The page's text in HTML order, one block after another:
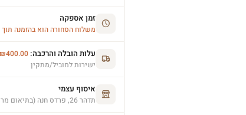
זמן אספקה
משלוח הסחורה הוא בהזמנה תוך 45 ימי עסקים
עלות הובלה והרכבה: ₪400.00
ישירות למוביל/מתקין
איסוף עצמי
תדהר 26, פרדס חנה (בתיאום מראש)